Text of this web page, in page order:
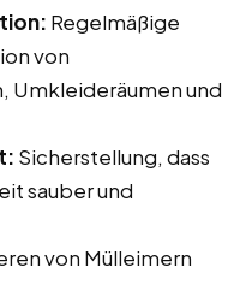
Regelmäßige
von
Umkleideräumen und
Sicherstellung, dass
sauber und
von Mülleimern